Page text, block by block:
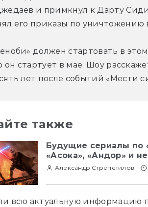
и примкнул к Дарту
его приказы по
должен стартовать в
он стартует в мае. Шоу
лет после событий «Мести
также
Будущие сериалы по
«Асока», «Андор» и
Александр Стрепетилов
всю актуальную информацию